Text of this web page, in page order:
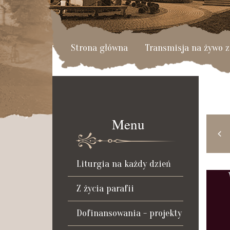
Strona główna Transmisja na żywo z
Menu
Liturgia na każdy dzień
Z życia parafii
Dofinansowania - projekty
WRZ
2024